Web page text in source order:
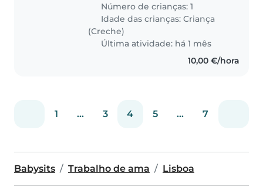
Número de crianças: 1
Idade das crianças:Criança
(Creche)
Última atividade: há 1 mês
10,00 €/hora
1 ... 3 4 5 ... 7
Babysits Trabalho de ama Lisboa